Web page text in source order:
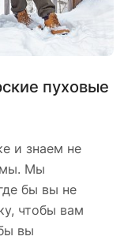
пуховые
и знаем не
Мы
бы вы не
чтобы вам
вы